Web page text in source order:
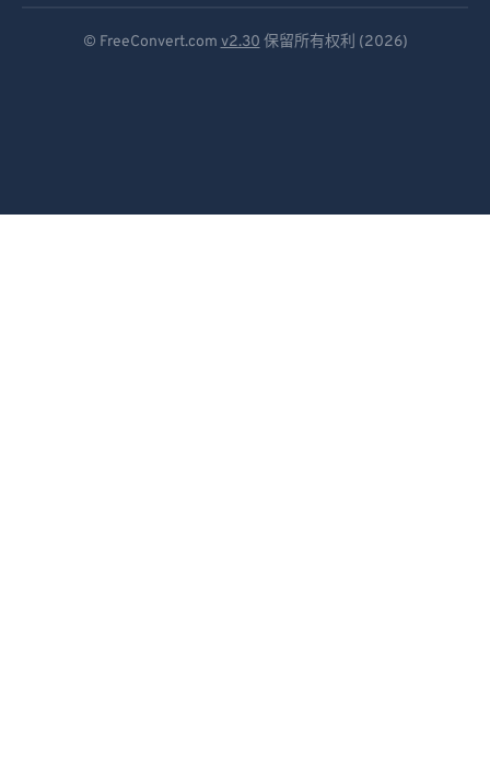
© FreeConvert.com v2.30 保留所有权利 (2026)